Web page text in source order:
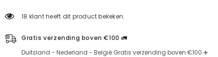
18 klant heeft dit product bekeken.
Gratis verzending boven €100 🚛
Duitsland - Nederland - België Gratis verzending boven €100 ➕